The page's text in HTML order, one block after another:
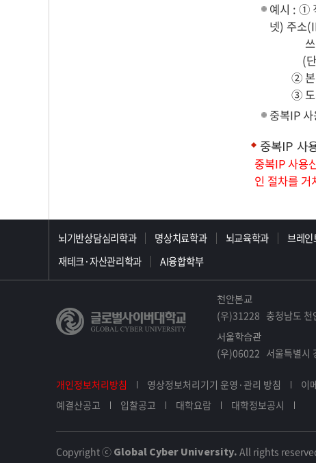
예시 : ①
넷) 주소
쓰면
(단, 본
② 본인
③ 도서
중복IP
중복IP 사
중복IP 사용
인 절차를 거
뇌기반상담심리학과 명상치료학과 뇌교육학과 브레
재테크·자산관리학과
AI융합학부
천안본교
(우)31228 충청남도
서울학습관
(우)06022 서울특별시
개인정보처리방침 영상정보처리기기 운영·관리 방침 이
예결산공고
입찰공고 대학요람 대학정보공시
Copyright ⓒ Global Cyber University. All rights